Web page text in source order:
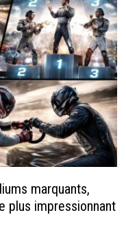
marquants,
plus impressionnant